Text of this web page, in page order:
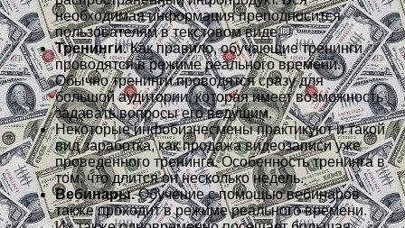
необходимая информация преподносится
пользователям в текстовом виде.
Тренинги.Как правило, обучающие тренинги
проводятся в режиме реального времени.
Обычно тренинги проводятся сразу для
большой аудитории, которая имеет возможность
задавать вопросы его ведущим.
Некоторые инфобизнесмены практикуют и такой
вид заработка, как продажа видеозаписи уже
проведенного тренинга. Особенность тренинга в
том, что длится он несколько недель.
Вебинары.Обучение с помощью вебинаров
также проходит в режиме реального времени.